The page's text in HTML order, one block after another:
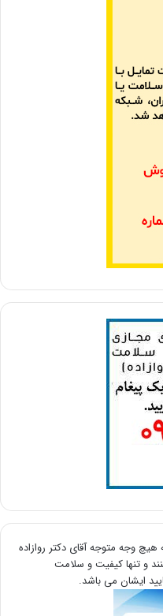
وجه متوجه آقای دکتر روازاده
و تنها کیفیت و سلامت
ایشان می باشد.